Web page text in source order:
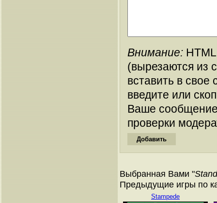
Внимание:
(вырезаются из
вставить в
введите или
Ваше
проверки
Выбранная Вами "
Предыдущие игры по
Stampede